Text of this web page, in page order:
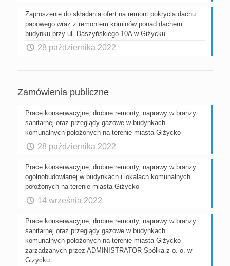
Zaproszenie do składania ofert na remont pokrycia dachu
papowego wraz z remontem kominów ponad dachem
budynku przy ul. Daszyńskiego 10A w Giżycku
28 października 2022
Zamówienia publiczne
Prace konserwacyjne, drobne remonty, naprawy w branży
sanitarnej oraz przeglądy gazowe w budynkach
komunalnych położonych na terenie miasta Giżycko
28 października 2022
Prace konserwacyjne, drobne remonty, naprawy w branży
ogólnobudowlanej w budynkach i lokalach komunalnych
położonych na terenie miasta Giżycko
14 września 2022
Prace konserwacyjne, drobne remonty, naprawy w branży
sanitarnej oraz przeglądy gazowe w budynkach
komunalnych położonych na terenie miasta Giżycko
zarządzanych przez ADMINISTRATOR Spółka z o. o. w
Giżycku